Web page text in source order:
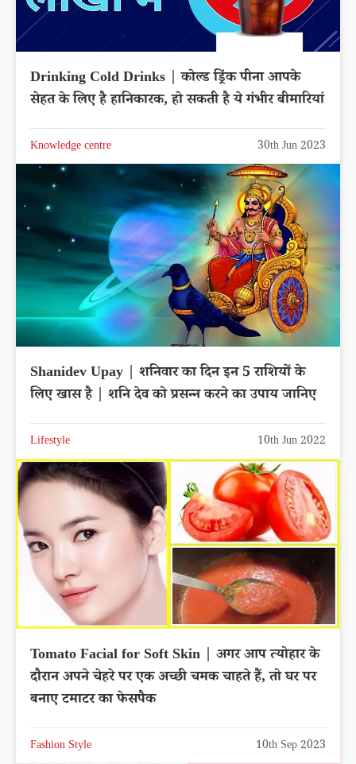
Drinking Cold Drinks | कोल्ड ड्रिंक पीना आपके
सेहत के लिए है हानिकारक, हो सकती है ये गंभीर बीमारियां
Knowledge centre 30th Jun 2023
Shanidev Upay | शनिवार का दिन इन 5 राशियों के
लिए खास है | शनि देव को प्रसन्न करने का उपाय जानिए
Lifestyle 10th Jun 2022
Tomato Facial for Soft Skin | अगर आप त्योहार के
दौरान अपने चेहरे पर एक अच्छी चमक चाहते हैं, तो घर पर
बनाए टमाटर का फेसपैक
Fashion Style 10th Sep 2023